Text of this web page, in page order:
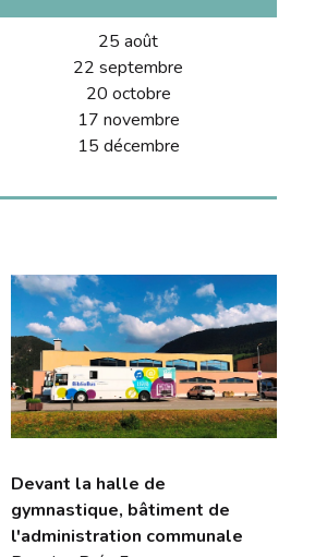
25 août
22 septembre
20 octobre
17 novembre
15 décembre
Devant la halle de
gymnastique, bâtiment de
l'administration communale